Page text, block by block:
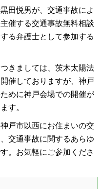
田悦男が、交通事故によ
催する交通事故無料相談
る弁護士として参加する
きましては、茨木太陽法
催しておりますが、神戸
めに神戸会場での開催が
す。
戸市以西にお住まいの交
交通事故に関するあらゆ
。お気軽にご参加くださ